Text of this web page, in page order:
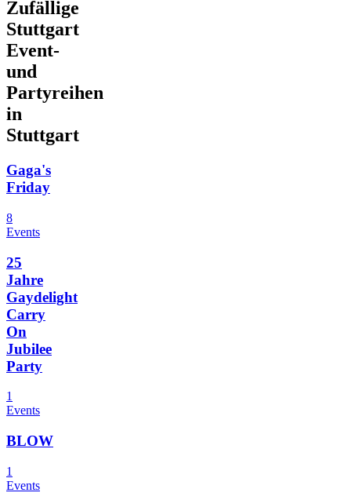
Zufällige
Stuttgart
Event-
und
Partyreihen
in
Stuttgart
Gaga's
Friday
8
Events
25
Jahre
Gaydelight
Carry
On
Jubilee
Party
1
Events
BLOW
1
Events